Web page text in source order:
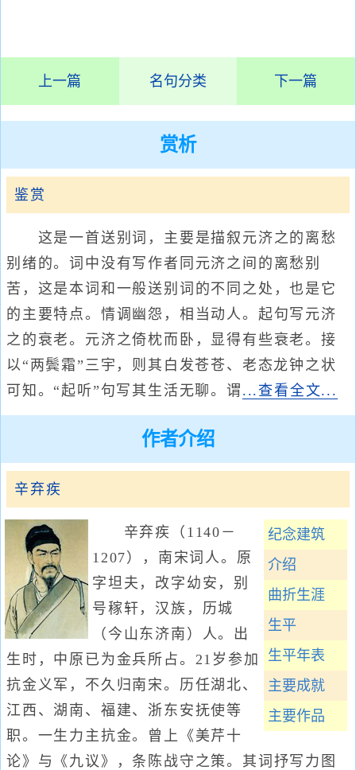
上一篇 名句分类 下一篇
赏析
鉴赏
这是一首送别词，主要是描叙元济之的离愁
别绪的。词中没有写作者同元济之间的离愁别
苦，这是本词和一般送别词的不同之处，也是它
的主要特点。情调幽怨，相当动人。起句写元济
之的衰老。元济之倚枕而卧，显得有些衰老。接
以“两鬓霜”三宇，则其白发苍苍、老态龙钟之状
可知。“起听”句写其生活无聊。谓 ...查看全文...
作者介绍
辛弃疾
纪念建筑
介绍
曲折生涯
生平
生平年表
主要成就
主要作品
辛弃疾（1140－
1207），南宋词人。原
字坦夫，改字幼安，别
号稼轩，汉族，历城
（今山东济南）人。出
生时，中原已为金兵所占。21岁参加
抗金义军，不久归南宋。历任湖北、
江西、湖南、福建、浙东安抚使等
职。一生力主抗金。曾上《美芹十
论》与《九议》，条陈战守之策。其词抒写力图